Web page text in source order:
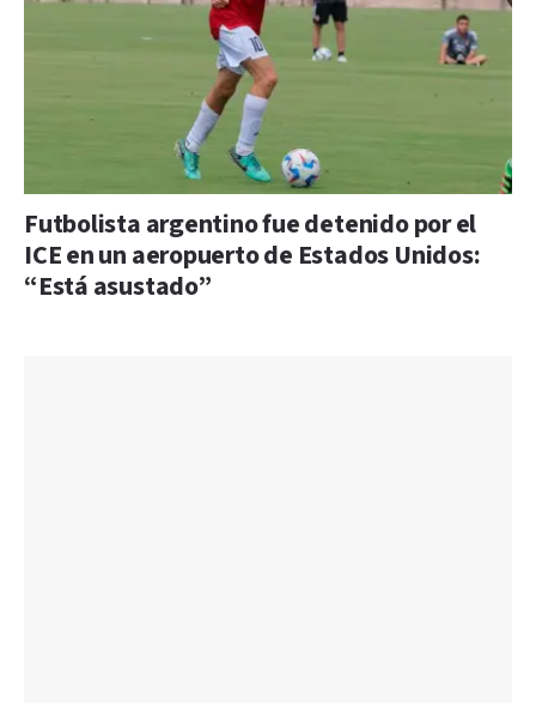
Futbolista argentino fue detenido por el
ICE en un aeropuerto de Estados Unidos:
“Está asustado”